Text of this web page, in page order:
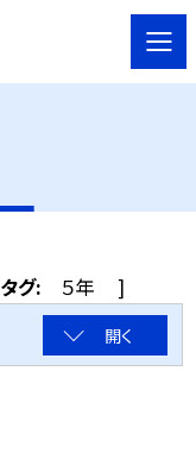
タグ: ５年 ]
開く